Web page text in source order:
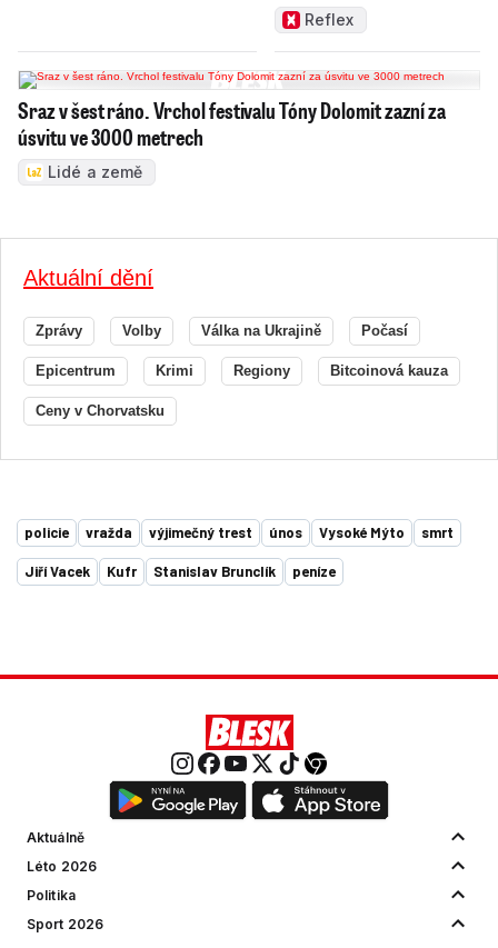
Reflex
Sraz v šest ráno. Vrchol festivalu Tóny Dolomit zazní za
úsvitu ve 3000 metrech
Lidé a země
Aktuální dění
Zprávy Volby Válka na Ukrajině Počasí
Epicentrum Krimi Regiony Bitcoinová kauza
Ceny v Chorvatsku
policie vražda výjimečný trest únos Vysoké Mýto smrt
Jiří Vacek Kufr Stanislav Brunclík peníze
Aktuálně
Léto 2026
Politika
Sport 2026